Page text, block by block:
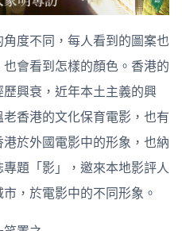
度不同，每人看到的圖案也
會看到怎樣的顏色。香港的
興衰，近年本土主義的興
香港的文化保育電影，也有
於外國電影中的形象，也納
題「影」，邀來本地影評人
，於電影中的不同形象。